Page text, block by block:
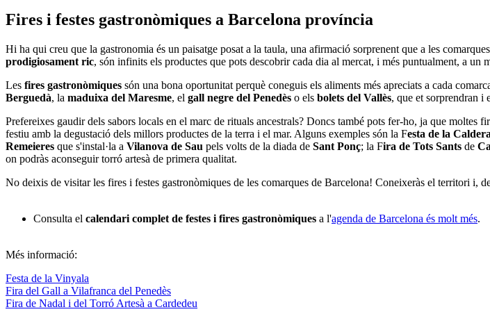
Fires i festes gastronòmiques a Barcelona província
Hi ha qui creu que la gastronomia és un paisatge posat a la taula, una afirmació sorprenent que a les
prodigiosament ric, són infinits els productes que pots descobrir cada dia al mercat, i més puntualment, a un
Les fires gastronòmiques són una bona oportunitat perquè coneguis els aliments més apreciats a cada
Berguedà, la maduixa del Maresme, el gall negre del Penedès o els bolets del Vallès, que et sorprendran i
Prefereixes gaudir dels sabors locals en el marc de rituals ancestrals? Doncs també pots fer-ho, ja que moltes
festiu amb la degustació dels millors productes de la terra i el mar. Alguns exemples són la Festa de la Caldera
Remeieres que s'instal·la a Vilanova de Sau pels volts de la diada de Sant Ponç; la Fira de Tots Sants de
on podràs aconseguir torró artesà de primera qualitat.
No deixis de visitar les fires i festes gastronòmiques de les comarques de Barcelona! Coneixeràs el territori i,
Consulta el calendari complet de festes i fires gastronòmiques a l'agenda de Barcelona és molt més.
Més informació:
Festa de la Vinyala
Fira del Gall a Vilafranca del Penedès
Fira de Nadal i del Torró Artesà a Cardedeu